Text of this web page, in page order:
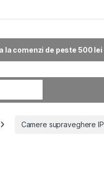
la comenzi de peste 500 lei
Camere supraveghere IP